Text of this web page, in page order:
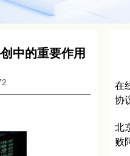
中的重要作用
在
协
北
败